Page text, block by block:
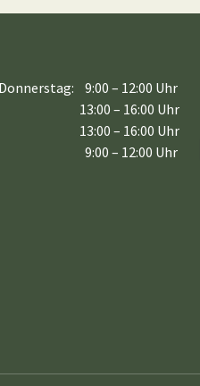
9:00 – 12:00 Uhr
13:00 – 16:00 Uhr
13:00 – 16:00 Uhr
9:00 – 12:00 Uhr